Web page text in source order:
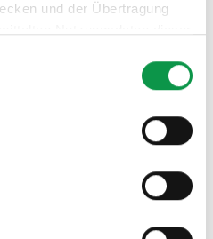
und der Übertragung
und Werbenetzwerken
Zustimmung ist freiwillig
Cookies, zu Ihren
nicht oder nur teilweise
dem Link „Detaillierte